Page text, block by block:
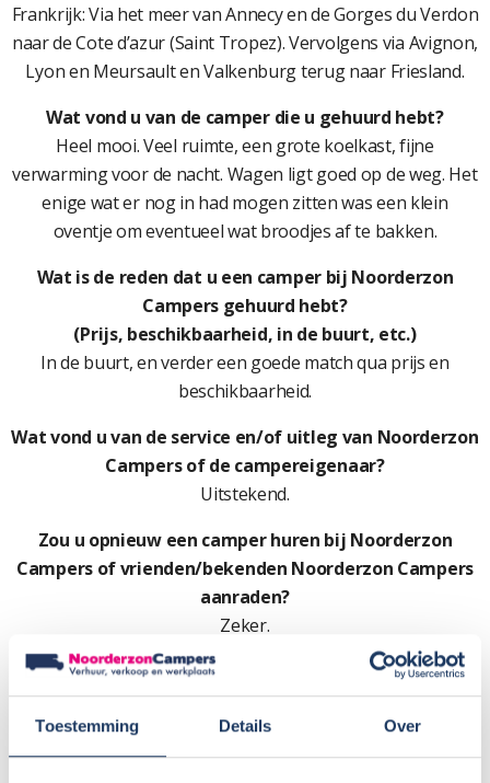
Toestemming Details Over
Frankrijk: Via het meer van Annecy en de Gorges du Verdon
naar de Cote d’azur (Saint Tropez). Vervolgens via Avignon,
Lyon en Meursault en Valkenburg terug naar Friesland.
Wat vond u van de camper die u gehuurd hebt?
Heel mooi. Veel ruimte, een grote koelkast, fijne
verwarming voor de nacht. Wagen ligt goed op de weg. Het
enige wat er nog in had mogen zitten was een klein
oventje om eventueel wat broodjes af te bakken.
Wat is de reden dat u een camper bij Noorderzon
Campers gehuurd hebt?
(Prijs, beschikbaarheid, in de buurt, etc.)
In de buurt, en verder een goede match qua prijs en
beschikbaarheid.
Wat vond u van de service en/of uitleg van Noorderzon
Campers of de campereigenaar?
Uitstekend.
Zou u opnieuw een camper huren bij Noorderzon
Campers of vrienden/bekenden Noorderzon Campers
aanraden?
Zeker.